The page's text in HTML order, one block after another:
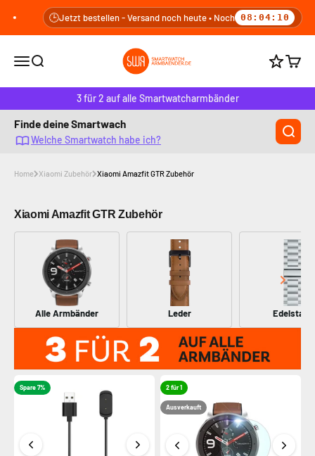
Zum Inhalt springen
🕒Jetzt bestellen - Versand noch heute • Noch 08:04:10
Navigationsmenü öffnen
Suche öffnen
smartwatcharmbaender.de
Punkte
3 für 2 auf alle Smartwatcharmbänder
Finde deine Smartwach
Welche Smartwatch habe ich?
Home Xiaomi Zubehör Xiaomi Amazfit GTR Zubehör
Xiaomi Amazfit GTR Zubehör
Alle Armbänder Leder Edelstahl
Spare 7% 2 für 1
Ausverkauft